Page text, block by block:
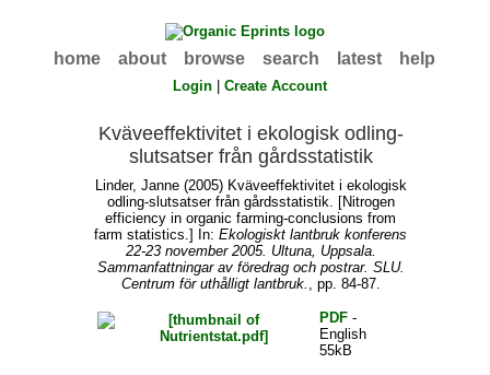
home about browse search latest help
Login |Create Account
Kväveeffektivitet i ekologisk odling-
slutsatser från gårdsstatistik
Linder, Janne(2005) Kväveeffektivitet i ekologisk
odling-slutsatser från gårdsstatistik. [Nitrogen
efficiency in organic farming-conclusions from
farm statistics.] In:Ekologiskt lantbruk konferens
22-23 november 2005. Ultuna, Uppsala.
Sammanfattningar av föredrag och postrar. SLU.
Centrum för uthålligt lantbruk. , pp. 84-87.
PDF-
English
55kB